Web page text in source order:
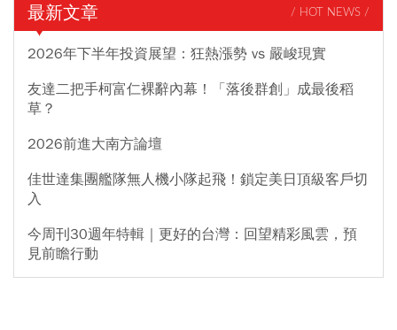
最新文章 / HOT NEWS /
2026年下半年投資展望：狂熱漲勢 vs 嚴峻現實
友達二把手柯富仁裸辭內幕！「落後群創」成最後稻
草？
2026前進大南方論壇
佳世達集團艦隊無人機小隊起飛！鎖定美日頂級客戶切
入
今周刊30週年特輯｜更好的台灣：回望精彩風雲，預
見前瞻行動